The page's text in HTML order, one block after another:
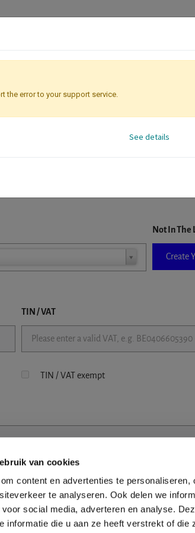
van cookies
content en advertenties te
te analyseren. Ook delen we
social media, adverteren en analyse.
informatie die u aan ze heeft verstrekt of die
ID. When a company is selected it will auto-
Not In The
Create
TIN / VAT
TIN / VAT exempt
the error to your support service.
See details